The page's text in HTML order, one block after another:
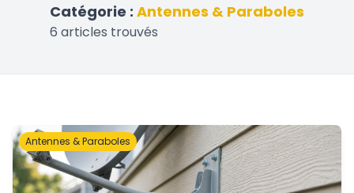
Catégorie : Antennes & Paraboles
6 articles trouvés
Antennes & Paraboles